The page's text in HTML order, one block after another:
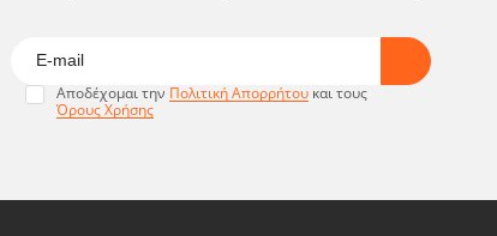
Αποδέχομαι την Πολιτική Απορρήτου και τους
Όρους Χρήσης